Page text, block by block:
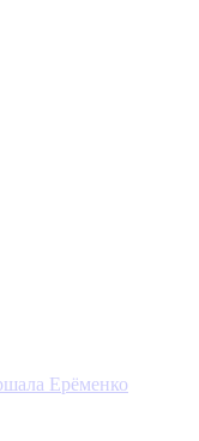
Ерёменко